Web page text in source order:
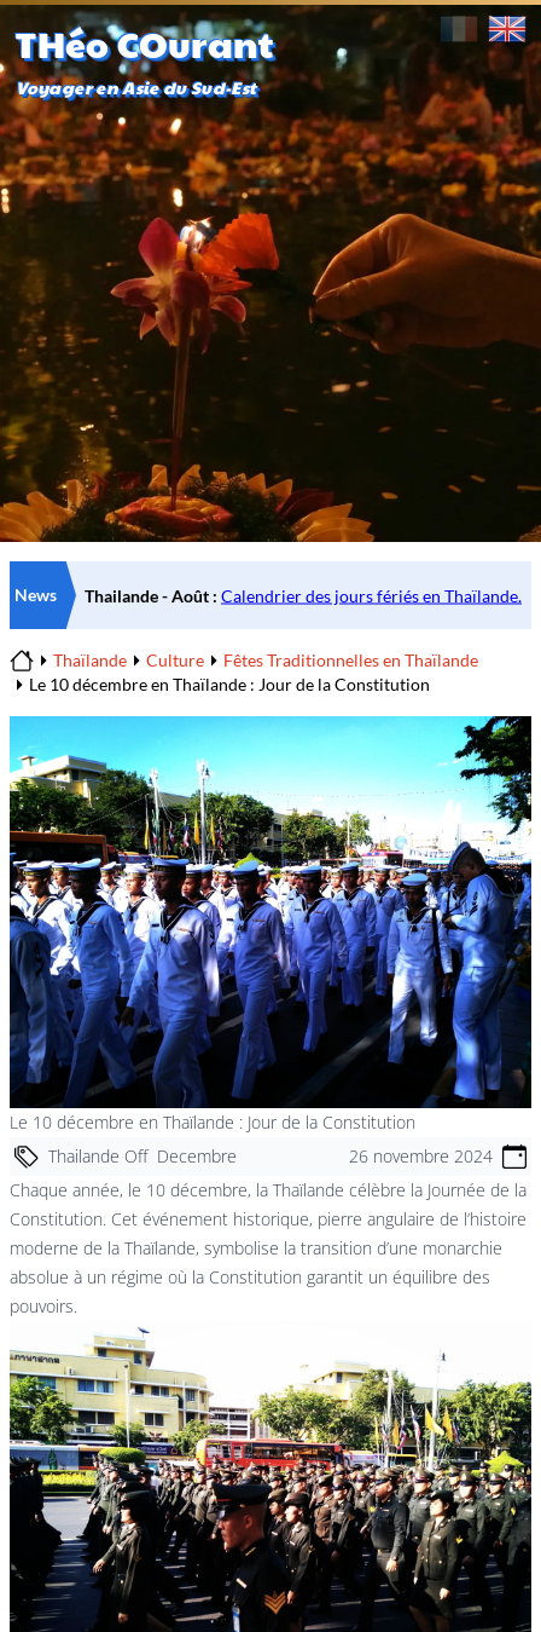
THéo COurant
Voyager en Asie du Sud-Est
News
Home
Thaïlande Culture
Fêtes Traditionnelles en Thaïlande
Le 10 décembre en Thaïlande : Jour de la Constitution
Le 10 décembre en Thaïlande : Jour de la Constitution
Thailande Off Decembre
26 novembre 2024
Chaque année, le 10 décembre, la Thaïlande célèbre la Journée de la
Constitution. Cet événement historique, pierre angulaire de l’histoire
moderne de la Thaïlande, symbolise la transition d’une monarchie
absolue à un régime où la Constitution garantit un équilibre des
pouvoirs.